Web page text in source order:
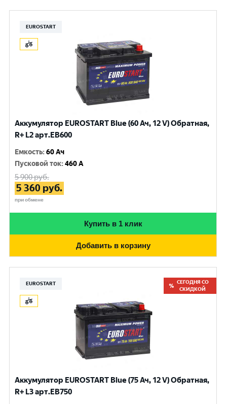
EUROSTART
Аккумулятор EUROSTART Blue (60 Ач, 12 V) Обратная,
R+ L2 арт.EB600
Емкость:60 Ач
Пусковой ток:460 A
5 900руб.
5 360 руб.
при обмене
Купить в 1 клик
Добавить в корзину
EUROSTART
СЕГОДНЯ СО
СКИДКОЙ
Аккумулятор EUROSTART Blue (75 Ач, 12 V) Обратная,
R+ L3 арт.EB750